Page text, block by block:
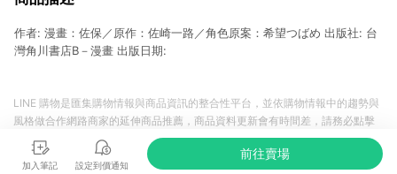
作者: 漫畫：佐保／原作：佐崎一路／角色原案：希望つばめ 出版社: 台
灣角川書店B－漫畫 出版日期:
加入筆記 設定到價通知
前往賣場
LINE 購物是匯集購物情報與商品資訊的整合性平台，並依購物情報中的趨勢與
風格做合作網路商家的延伸商品推薦，商品資料更新會有時間差，請務必點擊
商品至各合作網路商家，確認現售價與購物條件，一切資訊以合作廠商網頁為
準。